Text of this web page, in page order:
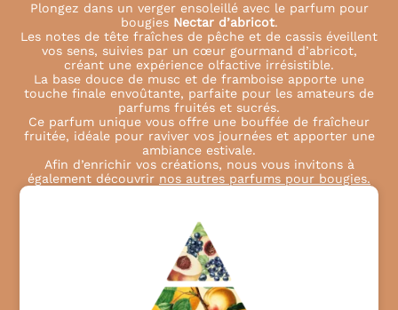
Plongez dans un verger ensoleillé avec le parfum pour
bougies Nectar d’abricot.
Les notes de tête fraîches de pêche et de cassis éveillent
vos sens, suivies par un cœur gourmand d’abricot,
créant une expérience olfactive irrésistible.
La base douce de musc et de framboise apporte une
touche finale envoûtante, parfaite pour les amateurs de
parfums fruités et sucrés.
Ce parfum unique vous offre une bouffée de fraîcheur
fruitée, idéale pour raviver vos journées et apporter une
ambiance estivale.
Afin d’enrichir vos créations, nous vous invitons à
également découvrir nos autres parfums pour bougies.